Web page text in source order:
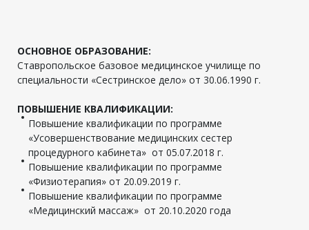
ОСНОВНОЕ ОБРАЗОВАНИЕ:
Ставропольское базовое медицинское училище по
специальности «Сестринское дело» от 30.06.1990 г.
ПОВЫШЕНИЕ КВАЛИФИКАЦИИ:
Повышение квалификации по программе
«Усовершенствование медицинских сестер
процедурного кабинета» от 05.07.2018 г.
Повышение квалификации по программе
«Физиотерапия» от 20.09.2019 г.
Повышение квалификации по программе
«Медицинский массаж» от 20.10.2020 года